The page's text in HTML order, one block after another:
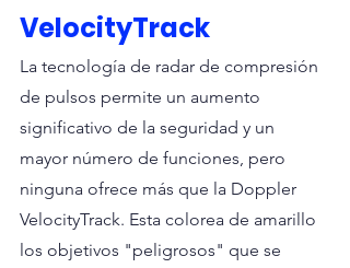
VelocityTrack
La tecnología de radar de compresión
de pulsos permite un aumento
significativo de la seguridad y un
mayor número de funciones, pero
ninguna ofrece más que la Doppler
VelocityTrack. Esta colorea de amarillo
los objetivos "peligrosos" que se